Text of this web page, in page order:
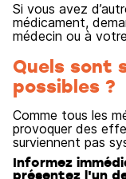
Si vous avez
médicament,
médecin ou à
Quels sont
possibles ?
Comme tous les
provoquer des
surviennent pas
Informez
présentez l'un